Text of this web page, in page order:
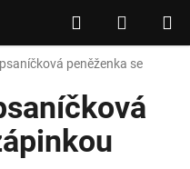
Hledat
KOŠÍK
peněženka se